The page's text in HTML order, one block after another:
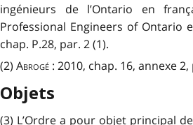
ingénieurs de l’Ontario en
Professional Engineers of Ontario
chap. P.28, par. 2 (1).
(2) Abrogé : 2010, chap. 16, annexe 2,
Objets
(3) L’Ordre a pour objet principal